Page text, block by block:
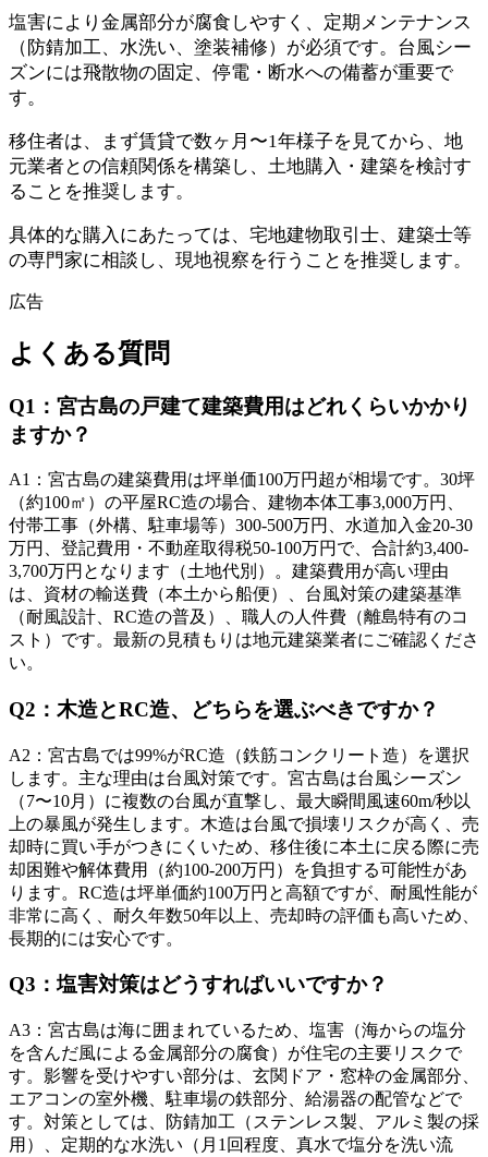
塩害により金属部分が腐食しやすく、定期メンテナンス
（防錆加工、水洗い、塗装補修）が必須です。台風シー
ズンには飛散物の固定、停電・断水への備蓄が重要で
す。
移住者は、まず賃貸で数ヶ月〜1年様子を見てから、地
元業者との信頼関係を構築し、土地購入・建築を検討す
ることを推奨します。
具体的な購入にあたっては、宅地建物取引士、建築士等
の専門家に相談し、現地視察を行うことを推奨します。
広告
よくある質問
Q1 ： 宮古島の戸建て建築費用はどれくらいかかり
ますか？
A1 ： 宮古島の建築費用は坪単価100万円超が相場です。30坪
（約100㎡）の平屋RC造の場合、建物本体工事3,000万円、
付帯工事（外構、駐車場等）300-500万円、水道加入金20-30
万円、登記費用・不動産取得税50-100万円で、合計約3,400-
3,700万円となります（土地代別）。建築費用が高い理由
は、資材の輸送費（本土から船便）、台風対策の建築基準
（耐風設計、RC造の普及）、職人の人件費（離島特有のコ
スト）です。最新の見積もりは地元建築業者にご確認くださ
い。
Q2 ： 木造とRC造、どちらを選ぶべきですか？
A2 ： 宮古島では99%がRC造（鉄筋コンクリート造）を選択
します。主な理由は台風対策です。宮古島は台風シーズン
（7〜10月）に複数の台風が直撃し、最大瞬間風速60m/秒以
上の暴風が発生します。木造は台風で損壊リスクが高く、売
却時に買い手がつきにくいため、移住後に本土に戻る際に売
却困難や解体費用（約100-200万円）を負担する可能性があ
ります。RC造は坪単価約100万円と高額ですが、耐風性能が
非常に高く、耐久年数50年以上、売却時の評価も高いため、
長期的には安心です。
Q3 ：塩害対策はどうすればいいですか？
A3 ： 宮古島は海に囲まれているため、塩害（海からの塩分
を含んだ風による金属部分の腐食）が住宅の主要リスクで
す。影響を受けやすい部分は、玄関ドア・窓枠の金属部分、
エアコンの室外機、駐車場の鉄部分、給湯器の配管などで
す。対策としては、防錆加工（ステンレス製、アルミ製の採
用）、定期的な水洗い（月1回程度、真水で塩分を洗い流